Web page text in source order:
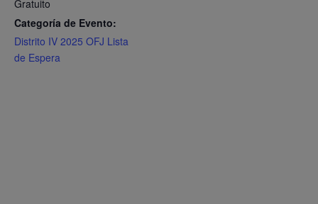
Gratuito
Categoría de Evento:
Distrito IV 2025 OFJ Lista
de Espera